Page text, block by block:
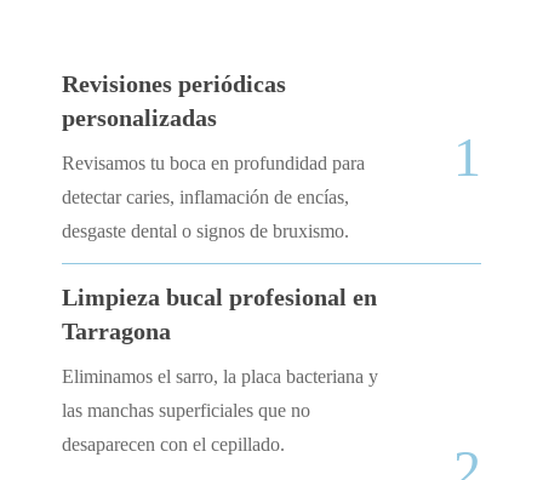
Revisiones periódicas
personalizadas
Revisamos tu boca en profundidad para
detectar caries, inflamación de encías,
desgaste dental o signos de bruxismo.
1
Limpieza bucal profesional en
Tarragona
Eliminamos el sarro, la placa bacteriana y
las manchas superficiales que no
desaparecen con el cepillado.